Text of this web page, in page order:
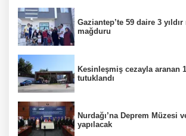
Gaziantep’te 59 daire 3
mağduru
Kesinleşmiş cezayla aranan
tutuklandı
Nurdağı’na Deprem Müzesi
yapılacak